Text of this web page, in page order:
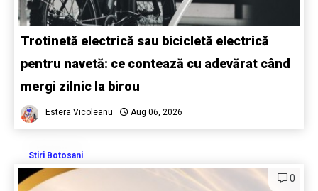
Trotinetă electrică sau bicicletă electrică
pentru navetă: ce contează cu adevărat când
mergi zilnic la birou
Estera Vicoleanu Aug 06, 2026
Stiri Botosani
0